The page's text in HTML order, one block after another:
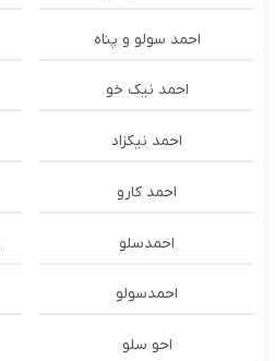
احمد سولو و پناه
احمد نیک خو
احمد نیکزاد
احمد کارو
احمدسلو
احمدسولو
احو سلو